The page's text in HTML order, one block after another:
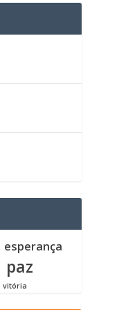
esperança
paz
vitória